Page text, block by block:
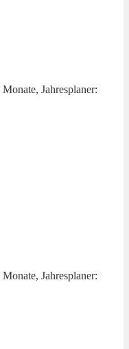
Jahresplaner:
Jahresplaner: